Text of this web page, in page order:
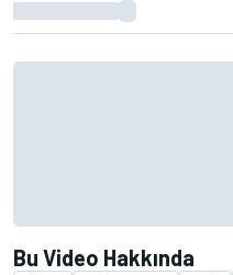
Bu Video Hakkında